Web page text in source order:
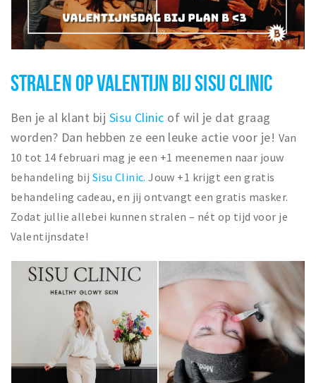
STRALEN OP VALENTIJN BIJ SISU CLINIC
Ben je al klant bij Sisu Clinic of wil je dat graag
worden? Dan hebben ze een leuke actie voor je! Van
10 tot 14 februari mag je een +1 meenemen naar jouw
behandeling bij Sisu Clinic. Jouw +1 krijgt een gratis
behandeling cadeau, en jij ontvangt een gratis masker.
Zodat jullie allebei kunnen stralen – nét op tijd voor je
Valentijnsdate!